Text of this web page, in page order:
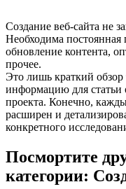
Создание веб-сайта не
Необходима
обновление контента,
прочее.
Это лишь краткий обзор
информацию для статьи
проекта. Конечно,
расширен и
конкретного
Посмортите
категории: